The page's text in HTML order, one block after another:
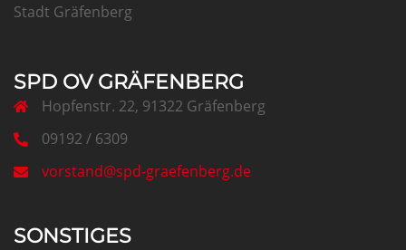
Stadt Gräfenberg
SPD OV GRÄFENBERG
Hopfenstr. 22, 91322 Gräfenberg
09192 / 6309
vorstand@spd-graefenberg.de
SONSTIGES